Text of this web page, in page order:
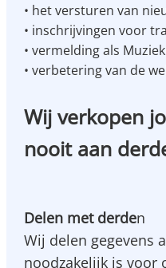
• het versturen van
• inschrijvingen voor
• vermelding als
• verbetering van de
Wij verkopen
nooit aan
Delen met derden
Wij delen gegevens
noodzakelijk is voor